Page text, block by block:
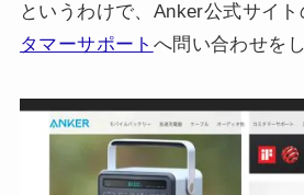
というわけで、Anker公式サイ
タマーサポート へ問い合わせを